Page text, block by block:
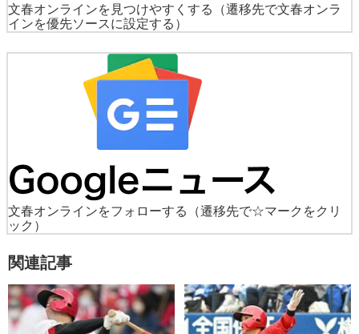
文春オンラインを見つけやすくする
（遷移先で文春オンラ
インを優先ソースに設定する）
文春オンラインをフォローする
（遷移先で☆マークをクリ
ック）
関連記事